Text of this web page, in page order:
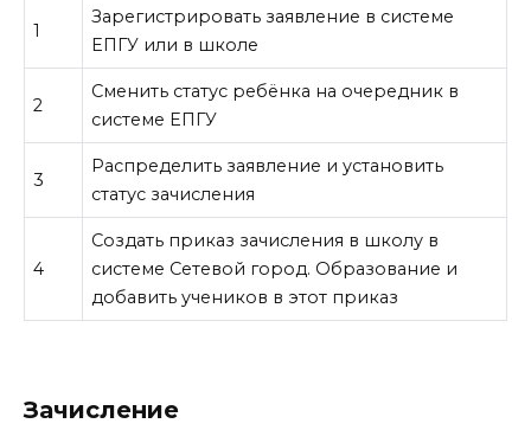
1
Зарегистрировать заявление в системе
ЕПГУ или в школе
2
Сменить статус ребёнка на очередник в
системе ЕПГУ
3
Распределить заявление и установить
статус зачисления
4
Создать приказ зачисления в школу в
системе Сетевой город. Образование и
добавить учеников в этот приказ
Зачисление